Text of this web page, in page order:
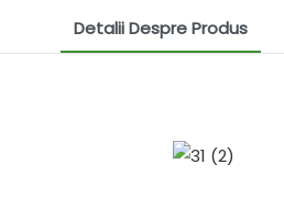
Detalii Despre Produs